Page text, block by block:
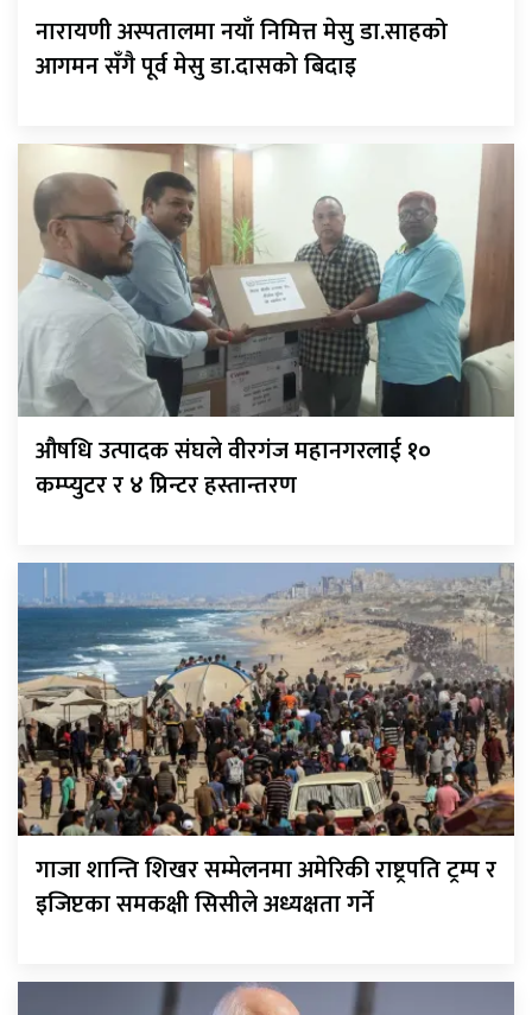
नारायणी अस्पतालमा नयाँ निमित्त मेसु डा.साहको
आगमन सँगै पूर्व मेसु डा.दासको बिदाइ
औषधि उत्पादक संघले वीरगंज महानगरलाई १०
कम्प्युटर र ४ प्रिन्टर हस्तान्तरण
गाजा शान्ति शिखर सम्मेलनमा अमेरिकी राष्ट्रपति ट्रम्प र
इजिप्टका समकक्षी सिसीले अध्यक्षता गर्ने